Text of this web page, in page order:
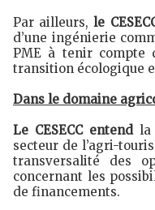
Par ailleurs,le
d’une ingénierie
PME à tenir compte
transition écologique
Dans le domaine
Le CESECC entend la
secteur de l’agri-
transversalité des
concernant les
de financements.